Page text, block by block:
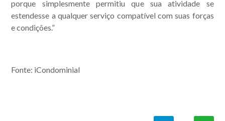
porque simplesmente permitiu que sua atividade se
estendesse a qualquer serviço compatível com suas forças
e condições.”
Fonte: iCondominial